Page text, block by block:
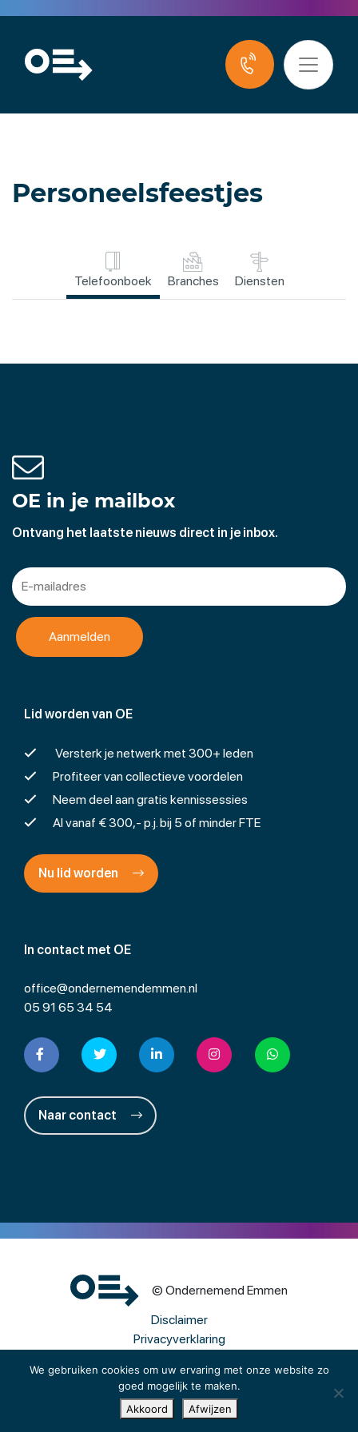
Personeelsfeestjes
Telefoonboek Branches Diensten
We gebruiken cookies om uw ervaring met onze website zo
goed mogelijk te maken.
Akkoord
Afwijzen
In contact met OE
office@ondernemendemmen.nl
05 91 65 34 54
Naar contact
Lid worden van OE
Versterk je netwerk met 300+ leden
Profiteer van collectieve voordelen
Neem deel aan gratis kennissessies
Al vanaf € 300,- p.j. bij 5 of minder FTE
Nu lid worden
OE in je mailbox
Ontvang het laatste nieuws direct in je inbox.
© Ondernemend Emmen
Disclaimer
Privacyverklaring
Een wwwebsite van Webba